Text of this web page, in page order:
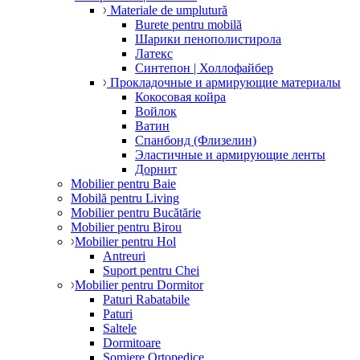
Materiale de umplutură
Burete pentru mobilă
Шарики пенополистирола
Латекс
Синтепон | Холлофайбер
Прокладочные и армирующие материалы
Кокосовая койра
Войлок
Ватин
Спанбонд (Флизелин)
Эластичные и армирующие ленты
Дорнит
Mobilier pentru Baie
Mobilă pentru Living
Mobilier pentru Bucătărie
Mobilier pentru Birou
Mobilier pentru Hol
Antreuri
Suport pentru Chei
Mobilier pentru Dormitor
Paturi Rabatabile
Paturi
Saltele
Dormitoare
Somiere Ortopedice